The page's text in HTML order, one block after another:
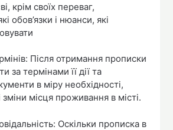
крім своїх переваг,
обов’язки і нюанси, які
Після отримання прописки
за термінами її дії та
в міру необхідності,
місця проживання в місті.
Оскільки прописка в